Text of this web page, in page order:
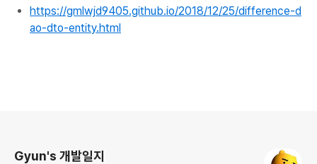
https://gmlwjd9405.github.io/2018/12/25/difference-d
ao-dto-entity.html
Gyun's 개발일지